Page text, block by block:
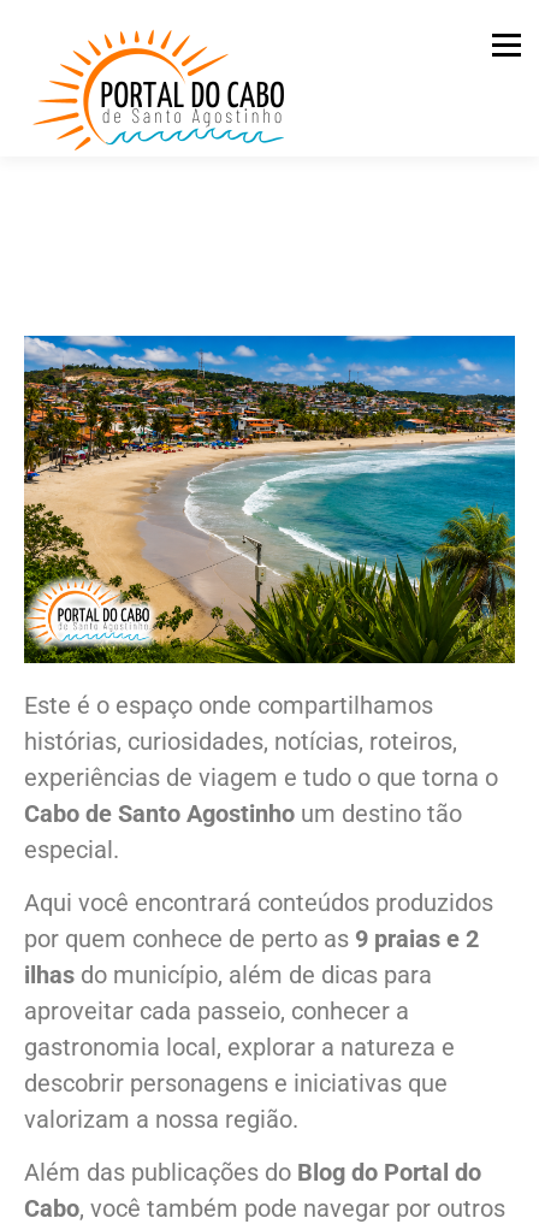
Este é o espaço onde compartilhamos
histórias, curiosidades, notícias, roteiros,
experiências de viagem e tudo o que torna o
Cabo de Santo Agostinho um destino tão
especial.
Aqui você encontrará conteúdos produzidos
por quem conhece de perto as 9 praias e 2
ilhas do município, além de dicas para
aproveitar cada passeio, conhecer a
gastronomia local, explorar a natureza e
descobrir personagens e iniciativas que
valorizam a nossa região.
Além das publicações do Blog do Portal do
Cabo, você também pode navegar por outros